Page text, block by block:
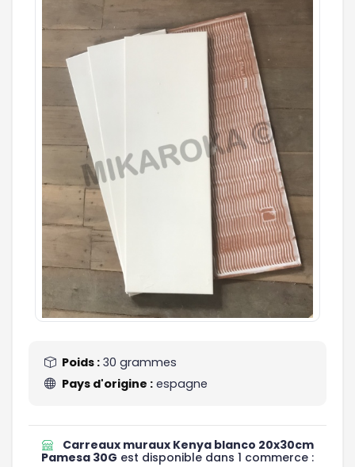
Poids : 30 grammes
Pays d'origine : espagne
Carreaux muraux Kenya blanco 20x30cm
Pamesa 30G est disponible dans 1 commerce :